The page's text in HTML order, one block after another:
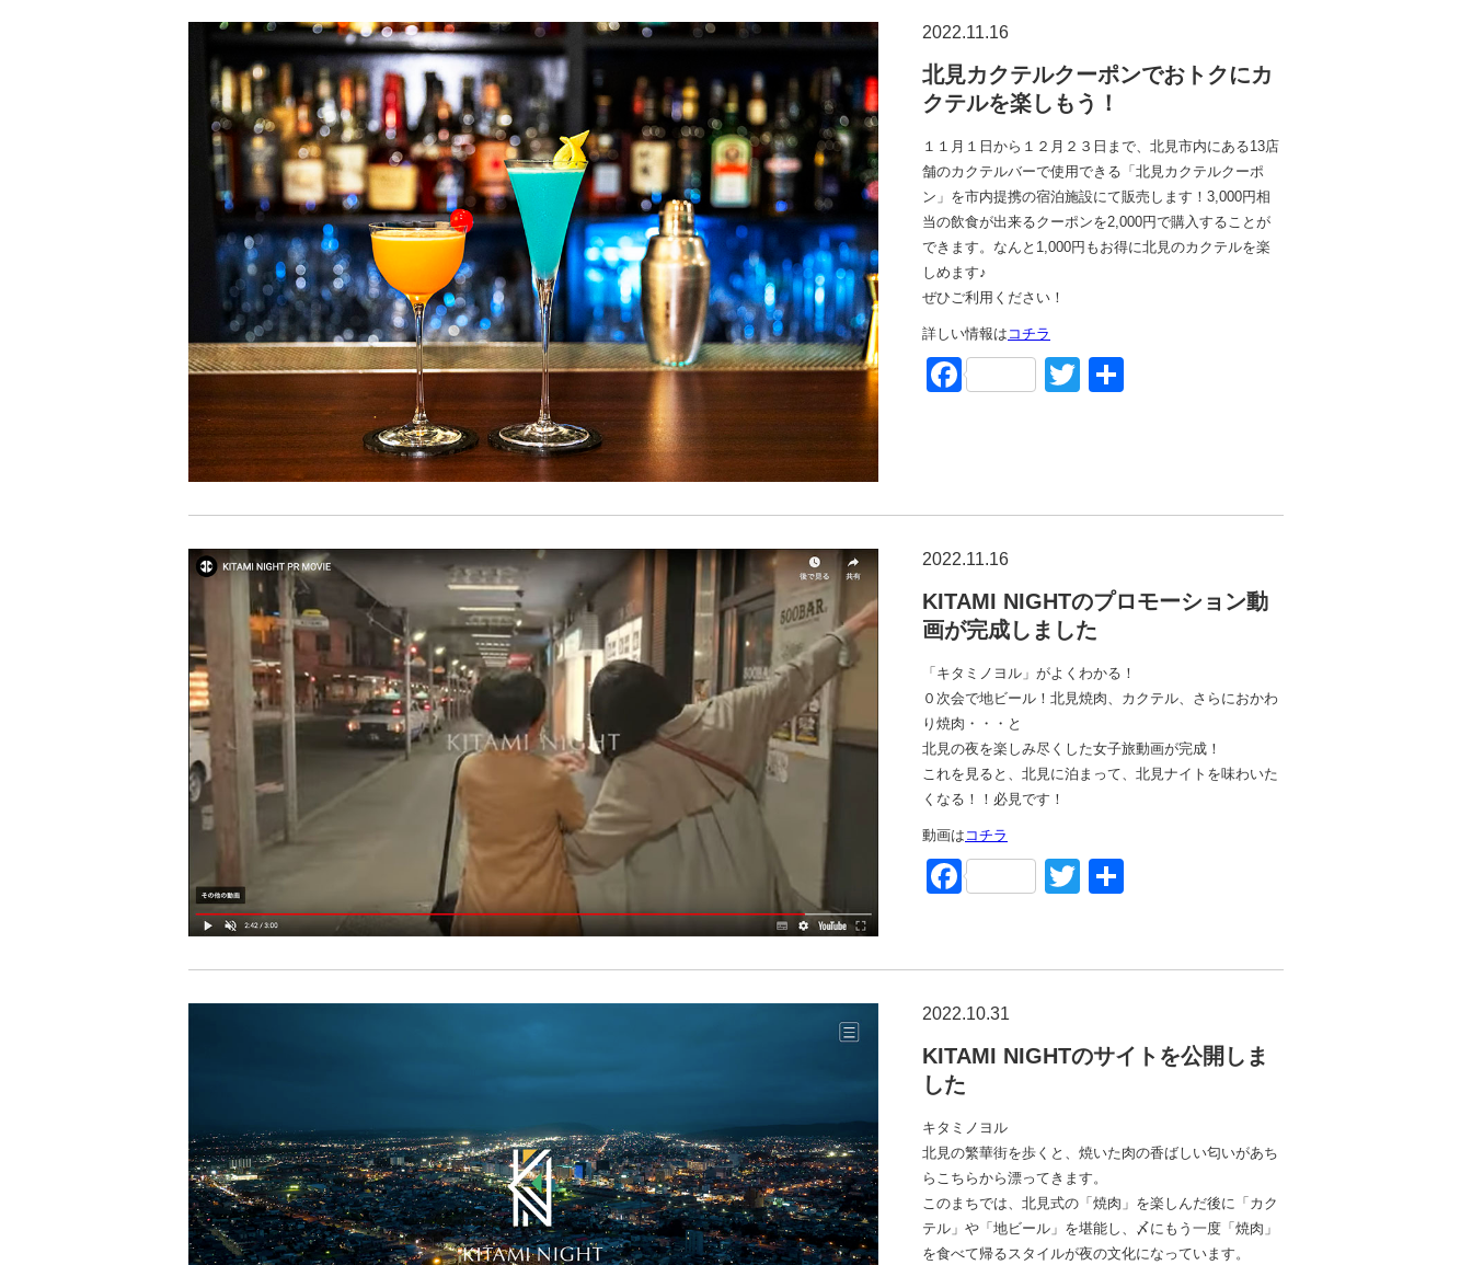
2022.11.16
北見カクテルクーポンでおトクにカ
クテルを楽しもう！
１１月１日から１２月２３日まで、北見市内にある13店
舗のカクテルバーで使用できる「北見カクテルクーポ
ン」を市内提携の宿泊施設にて販売します！3,000円相
当の飲食が出来るクーポンを2,000円で購入することが
できます。なんと1,000円もお得に北見のカクテルを楽
しめます♪
ぜひご利用ください！
詳しい情報は コチラ
FacebookTwitter
2022.11.16
KITAMI NIGHTのプロモーション動
画が完成しました
「キタミノヨル」がよくわかる！
０次会で地ビール！北見焼肉、カクテル、さらにおかわ
り焼肉・・・と
北見の夜を楽しみ尽くした女子旅動画が完成！
これを見ると、北見に泊まって、北見ナイトを味わいた
くなる！！必見です！
動画は コチラ
FacebookTwitter
2022.10.31
KITAMI NIGHTのサイトを公開しま
した
キタミノヨル
北見の繁華街を歩くと、焼いた肉の香ばしい匂いがあち
らこちらから漂ってきます。
このまちでは、北見式の「焼肉」を楽しんだ後に「カク
テル」や「地ビール」を堪能し、〆にもう一度「焼肉」
を食べて帰るスタイルが夜の文化になっています。